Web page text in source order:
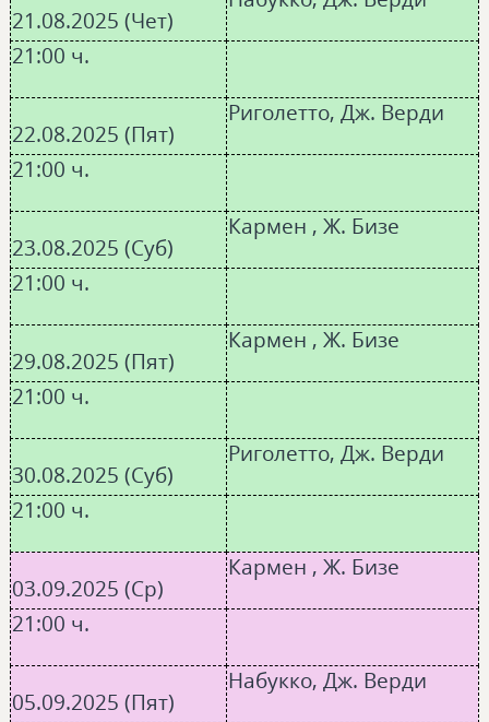
21.08.2025 (Чет)
21:00 ч.
22.08.2025 (Пят)
Риголетто, Дж. Верди
21:00 ч.
23.08.2025 (Суб)
Кармен , Ж. Бизе
21:00 ч.
29.08.2025 (Пят)
Кармен , Ж. Бизе
21:00 ч.
30.08.2025 (Суб)
Риголетто, Дж. Верди
21:00 ч.
03.09.2025 (Ср)
Кармен , Ж. Бизе
21:00 ч.
05.09.2025 (Пят)
Набукко, Дж. Верди